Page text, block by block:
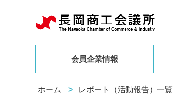
会員企業情報
ホーム レポート（活動報告）一覧